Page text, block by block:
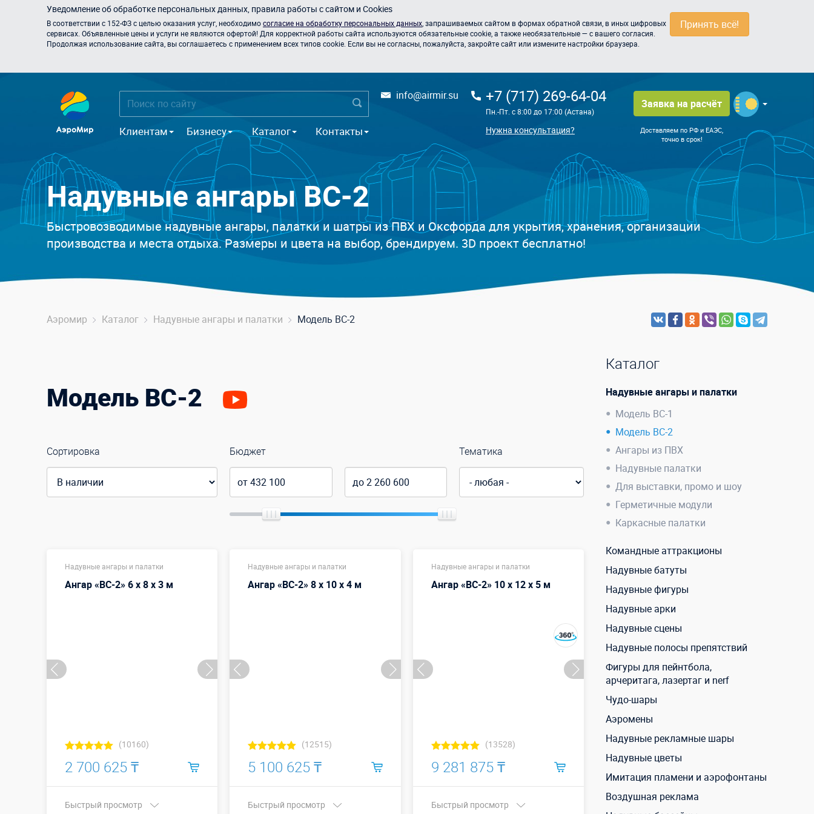
Принять всё!
Уведомление об обработке персональных данных, правила работы с сайтом и Cookies
В соответствии с 152-ФЗ с целью оказания услуг, необходимосогласие на обработку персональных данных , запрашиваемых сайтом в формах обратной связи, в иных цифровых
сервисах. Объявленные цены и услуги не являются офертой! Для корректной работы сайта используются обязательные cookie, а также необязательные — с вашего согласия.
Продолжая использование сайта, вы соглашаетесь с применением всех типов cookie. Если вы не согласны, пожалуйста, закройте сайт или измените настройки браузера.
Клиентам Бизнесу Каталог Контакты
info@airmir.su +7 (717) 269-64-04
Пн.-Пт. с 8:00 до 17:00 (Астана)
Нужна консультация?
Заявка на расчёт
Доставляем по РФ и ЕАЭС,
точно в срок!
Надувные ангары ВС-2
Быстровозводимые надувные ангары, палатки и шатры из ПВХ и Оксфорда для укрытия, хранения, организации
производства и места отдыха. Размеры и цвета на выбор, брендируем. 3D проект бесплатно!
Аэромир Каталог Надувные ангары и палатки Модель ВС-2
Модель ВС-2
Сортировка Бюджет Тематика
Надувные ангары и палатки
Ангар «ВС-2» 6 х 8 х 3 м
(10160)
2 700 625 ₸
Быстрый просмотр
Надувные ангары и палатки
Ангар «ВС-2» 8 х 10 х 4 м
(12515)
5 100 625 ₸
Быстрый просмотр
Надувные ангары и палатки
Ангар «ВС-2» 10 х 12 х 5 м
(13528)
9 281 875 ₸
Быстрый просмотр
Каталог
Надувные ангары и палатки
Модель ВС-1
Модель ВС-2
Ангары из ПВХ
Надувные палатки
Для выставки, промо и шоу
Герметичные модули
Каркасные палатки
Командные аттракционы
Надувные батуты
Надувные фигуры
Надувные арки
Надувные сцены
Надувные полосы препятствий
Фигуры для пейнтбола,
арчеритага, лазертаг и nerf
Чудо-шары
Аэромены
Надувные рекламные шары
Надувные цветы
Имитация пламени и аэрофонтаны
Воздушная реклама